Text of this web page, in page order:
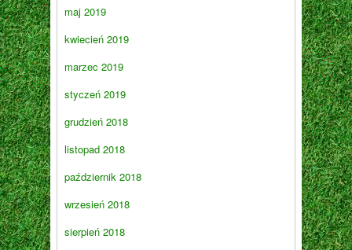
maj 2019
kwiecień 2019
marzec 2019
styczeń 2019
grudzień 2018
listopad 2018
październik 2018
wrzesień 2018
sierpień 2018